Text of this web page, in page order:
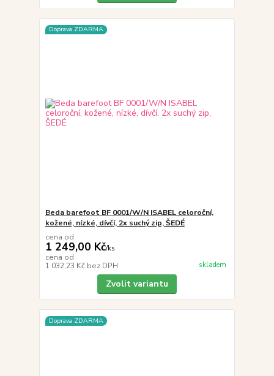
Doprava ZDARMA
Beda barefoot BF 0001/W/N ISABEL celoroční,
kožené, nízké, dívčí, 2x suchý zip, ŠEDÉ
cena od
1 249,00 Kč/ks
cena od
1 032,23 Kč bez DPH skladem
Zvolit variantu
Doprava ZDARMA